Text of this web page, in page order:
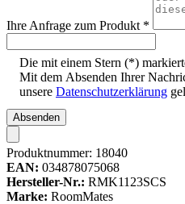
Ihre Anfrage zum Produkt *
Die mit einem Stern (*)
Mit dem Absenden Ihrer
unsere Datenschutzerklärung
Absenden
Produktnummer: 18040
EAN: 034878075068
Hersteller-Nr.: RMK1123SCS
Marke: RoomMates